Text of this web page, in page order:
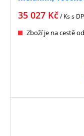
35 027 Kč/ Kss
Zboží je na cestě